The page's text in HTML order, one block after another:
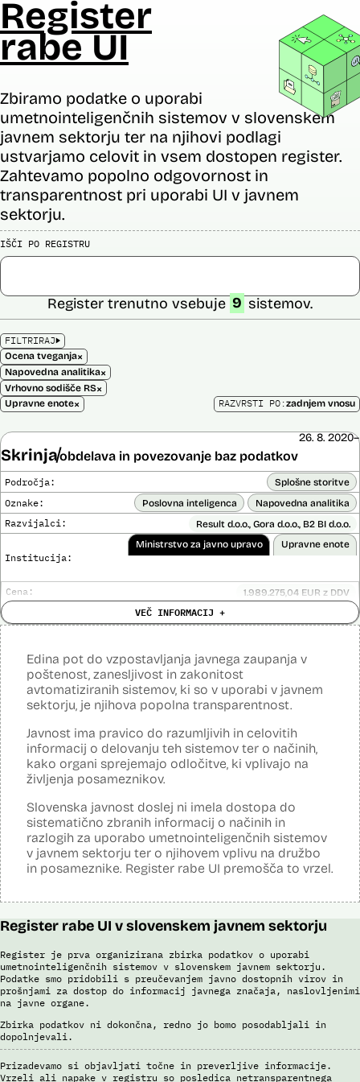
Register
rabe UI
Zbiramo podatke o uporabi
umetnointeligenčnih sistemov v slovenskem
javnem sektorju ter na njihovi podlagi
ustvarjamo celovit in vsem dostopen register.
Zahtevamo popolno odgovornost in
transparentnost pri uporabi UI v javnem
sektorju.
IŠČI PO REGISTRU
FILTRIRAJ
Ocena tveganja×
Napovedna analitika×
Vrhovno sodišče RS×
Upravne enote×
Register trenutno vsebuje 9 sistemov.
RAZVRSTI PO:zadnjem vnosu
Skrinjaobdelava in povezovanje baz podatkov
26. 8. 2020–
Področja: Splošne storitve
Oznake: Poslovna inteligenca Napovedna analitika
Razvijalci: Result d.o.o., Gora d.o.o., B2 BI d.o.o.
Institucija:
Ministrstvo za javno upravo Upravne enote
Cena: 1.989.275,04 EUR z DDV
Analiza učinka na človekove pravice
opravljena:
Posodobljeno: 3. december 2024
Sistem omogoča obdelavo in vizualizacijo podatkov, povezovanje baz
podatkov, pripravo poročil, dinamično raziskovanje podatkov, uporabo
napovedne analitike, opazovanje gibanja podatkov v različnih
(če – potem), simulacije kompleksnejših problemov in scenarijev,
načrtovanje aktivnosti in porabe virov.
Viri:
Dosje javnega naročila
Podrobnosti izdelka na portalu NIO
Predstavitev projekta na gov.si
Predstavitev projekta na portalu OECD OPSI
Odgovor na zahtevo za dostop do informacij javnega značaja
Tehnične specifikacije iz razpisne dokumentacije
VEČ INFORMACIJ +
Edina pot do vzpostavljanja javnega zaupanja v
poštenost, zanesljivost in zakonitost
avtomatiziranih sistemov, ki so v uporabi v javnem
sektorju, je njihova popolna transparentnost.
Javnost ima pravico do razumljivih in celovitih
informacij o delovanju teh sistemov ter o načinih,
kako organi sprejemajo odločitve, ki vplivajo na
življenja posameznikov.
Slovenska javnost doslej ni imela dostopa do
sistematično zbranih informacij o načinih in
razlogih za uporabo umetnointeligenčnih sistemov
v javnem sektorju ter o njihovem vplivu na družbo
in posameznike. Register rabe UI premošča to vrzel.
Register rabe UI v slovenskem javnem sektorju
Register je prva organizirana zbirka podatkov o uporabi
umetnointeligenčnih sistemov v slovenskem javnem sektorju.
Podatke smo pridobili s preučevanjem javno dostopnih virov in
prošnjami za dostop do informacij javnega značaja, naslovljenimi
na javne organe.
Zbirka podatkov ni dokončna, redno jo bomo posodabljali in
dopolnjevali.
Prizadevamo si objavljati točne in preverljive informacije.
Vrzeli ali napake v registru so posledica netransparentnega